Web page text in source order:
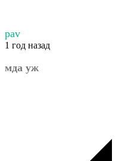
pav
1 год назад
мда уж